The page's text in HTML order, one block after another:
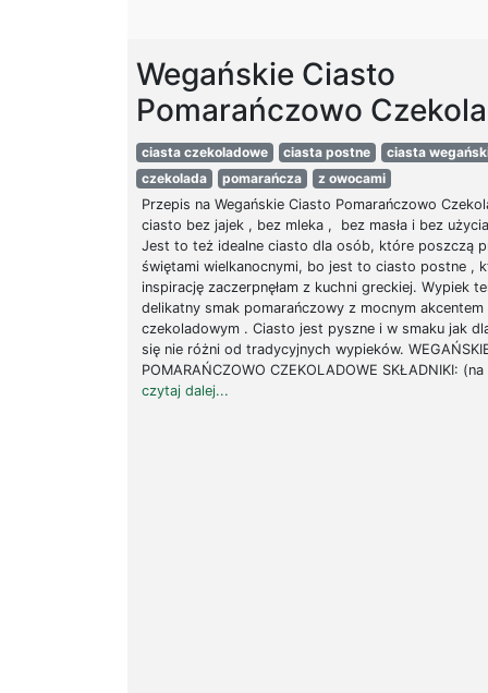
Wegańskie Ciasto
Pomarańczowo
ciasta czekoladowe ciasta postne
ciasta
czekolada
pomarańcza
z owocami
Przepis na Wegańskie Ciasto Pomarańczowo
ciasto bez jajek , bez mleka , bez masła i bez
Jest to też idealne ciasto dla osób, które poszczą
świętami wielkanocnymi, bo jest to ciasto postne ,
inspirację zaczerpnęłam z kuchni greckiej. Wypiek
delikatny smak pomarańczowy z mocnym akcentem
czekoladowym . Ciasto jest pyszne i w smaku jak
się nie różni od tradycyjnych wypieków.
POMARAŃCZOWO CZEKOLADOWE SKŁADNIKI:
czytaj dalej...